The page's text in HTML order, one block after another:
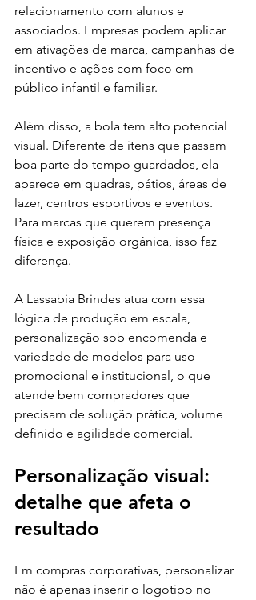
relacionamento com alunos e
associados. Empresas podem aplicar
em ativações de marca, campanhas de
incentivo e ações com foco em
público infantil e familiar.
Além disso, a bola tem alto potencial
visual. Diferente de itens que passam
boa parte do tempo guardados, ela
aparece em quadras, pátios, áreas de
lazer, centros esportivos e eventos.
Para marcas que querem presença
física e exposição orgânica, isso faz
diferença.
A Lassabia Brindes atua com essa
lógica de produção em escala,
personalização sob encomenda e
variedade de modelos para uso
promocional e institucional, o que
atende bem compradores que
precisam de solução prática, volume
definido e agilidade comercial.
Personalização visual:
detalhe que afeta o
resultado
Em compras corporativas, personalizar
não é apenas inserir o logotipo no